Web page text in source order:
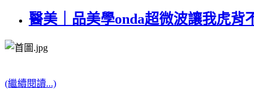
醫美｜品美學onda超微波讓我虎
(繼續閱讀...)